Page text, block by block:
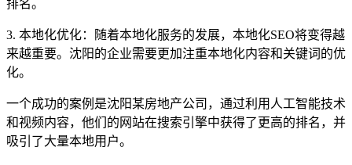
排名。
3. 本地化优化：随着本地化服务的发展，本地化SEO将变得越
来越重要。沈阳的企业需要更加注重本地化内容和关键词的优
化。
一个成功的案例是沈阳某房地产公司，通过利用人工智能技术
和视频内容，他们的网站在搜索引擎中获得了更高的排名，并
吸引了大量本地用户。